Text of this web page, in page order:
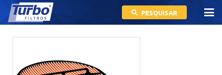
PESQUISAR